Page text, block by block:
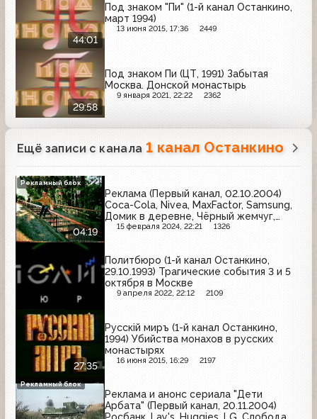
44:01
Под знаком "Пи" (1-й канал Останкино,
март 1994)
13 июня 2015, 17:36 2449
29:58
Под знаком Пи (ЦТ, 1991) Забытая
Москва. Донской монастырь
9 января 2021, 22:22 2362
Ещё записи с канала 1 канал Останкино
04:19
Реклама (Первый канал, 02.10.2004)
Coca-Cola, Nivea, MaxFactor, Samsung,
Домик в деревне, Чёрный жемчуг,
Mars, Bourjois, Lenor
15 февраля 2024, 22:21 1326
Рекламный блок
Политбюро (1-й канал Останкино,
29.10.1993) Трагические события 3 и 5
октября в Москве
9 апреля 2022, 22:12 2109
27:35
Русскiй миръ (1-й канал Останкино,
1994) Убийства монахов в русских
монастырях
16 июня 2015, 16:29 2197
Реклама и анонс сериала "Дети
Арбата" (Первый канал, 20.11.2004)
Рекламный блок